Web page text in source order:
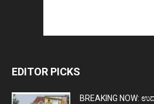
EDITOR PICKS
BREAKING NOW: